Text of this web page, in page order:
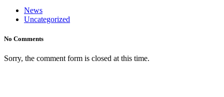
News
Uncategorized
No Comments
Sorry, the comment form is closed at this time.